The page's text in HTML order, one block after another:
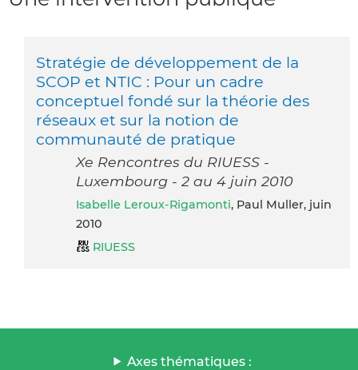
Stratégie de développement de la
SCOP et NTIC : Pour un cadre
conceptuel fondé sur la théorie des
réseaux et sur la notion de
communauté de pratique
Xe Rencontres du RIUESS -
Luxembourg - 2 au 4 juin 2010
Isabelle Leroux-Rigamonti, Paul Muller, juin
2010
RIUESS
Axes thématiques :